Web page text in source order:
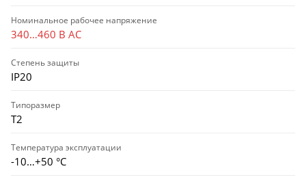
Номинальное рабочее напряжение
340…460 В AC
Степень защиты
IP20
Типоразмер
Т2
Температура эксплуатации
-10…+50 °С